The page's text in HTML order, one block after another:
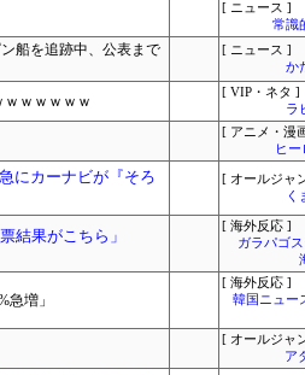
[ ニュース ]
常識
船を追跡中、公表まで
[ ニュース ]
か
ｗｗｗｗｗ
[ VIP・ネタ ]
ラ
[ アニメ・漫
ヒー
にカーナビが『そろ
[ オールジャ
く
結果がこちら」
[ 海外反応 ]
ガラパゴ
増」
[ 海外反応 ]
韓国ニュー
[ オールジャ
ア